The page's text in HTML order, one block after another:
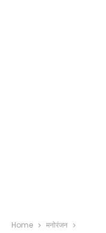
Home मनोरंजन